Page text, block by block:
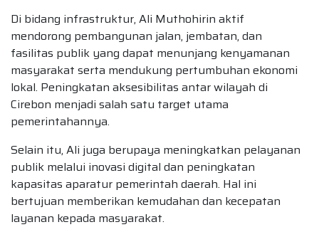
Di bidang infrastruktur, Ali Muthohirin aktif
mendorong pembangunan jalan, jembatan, dan
fasilitas publik yang dapat menunjang kenyamanan
masyarakat serta mendukung pertumbuhan ekonomi
lokal. Peningkatan aksesibilitas antar wilayah di
Cirebon menjadi salah satu target utama
pemerintahannya.
Selain itu, Ali juga berupaya meningkatkan pelayanan
publik melalui inovasi digital dan peningkatan
kapasitas aparatur pemerintah daerah. Hal ini
bertujuan memberikan kemudahan dan kecepatan
layanan kepada masyarakat.